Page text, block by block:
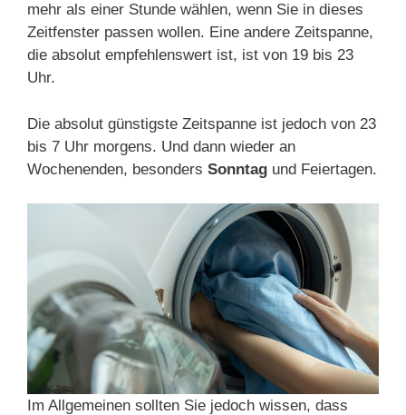
mehr als einer Stunde wählen, wenn Sie in dieses
Zeitfenster passen wollen. Eine andere Zeitspanne,
die absolut empfehlenswert ist, ist von 19 bis 23
Uhr.
Die absolut günstigste Zeitspanne ist jedoch von 23
bis 7 Uhr morgens. Und dann wieder an
Wochenenden, besonders Sonntag und Feiertagen.
Im Allgemeinen sollten Sie jedoch wissen, dass